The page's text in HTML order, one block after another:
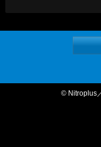
© Nitroplus